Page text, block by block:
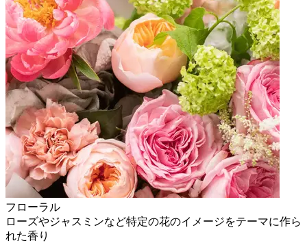
フローラル
ローズやジャスミンなど特定の花のイメージをテーマに作ら
れた香り